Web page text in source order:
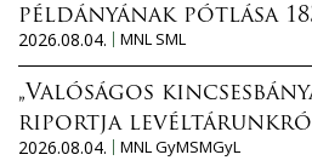
példányának pótlása
2026.08.04.
MNL SML
„Valóságos
riportja
2026.08.04.
MNL GyMSMGyL